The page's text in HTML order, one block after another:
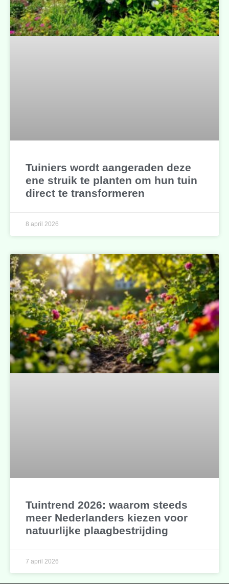
Tuiniers wordt aangeraden deze
ene struik te planten om hun tuin
direct te transformeren
8 april 2026
Tuintrend 2026: waarom steeds
meer Nederlanders kiezen voor
natuurlijke plaagbestrijding
7 april 2026